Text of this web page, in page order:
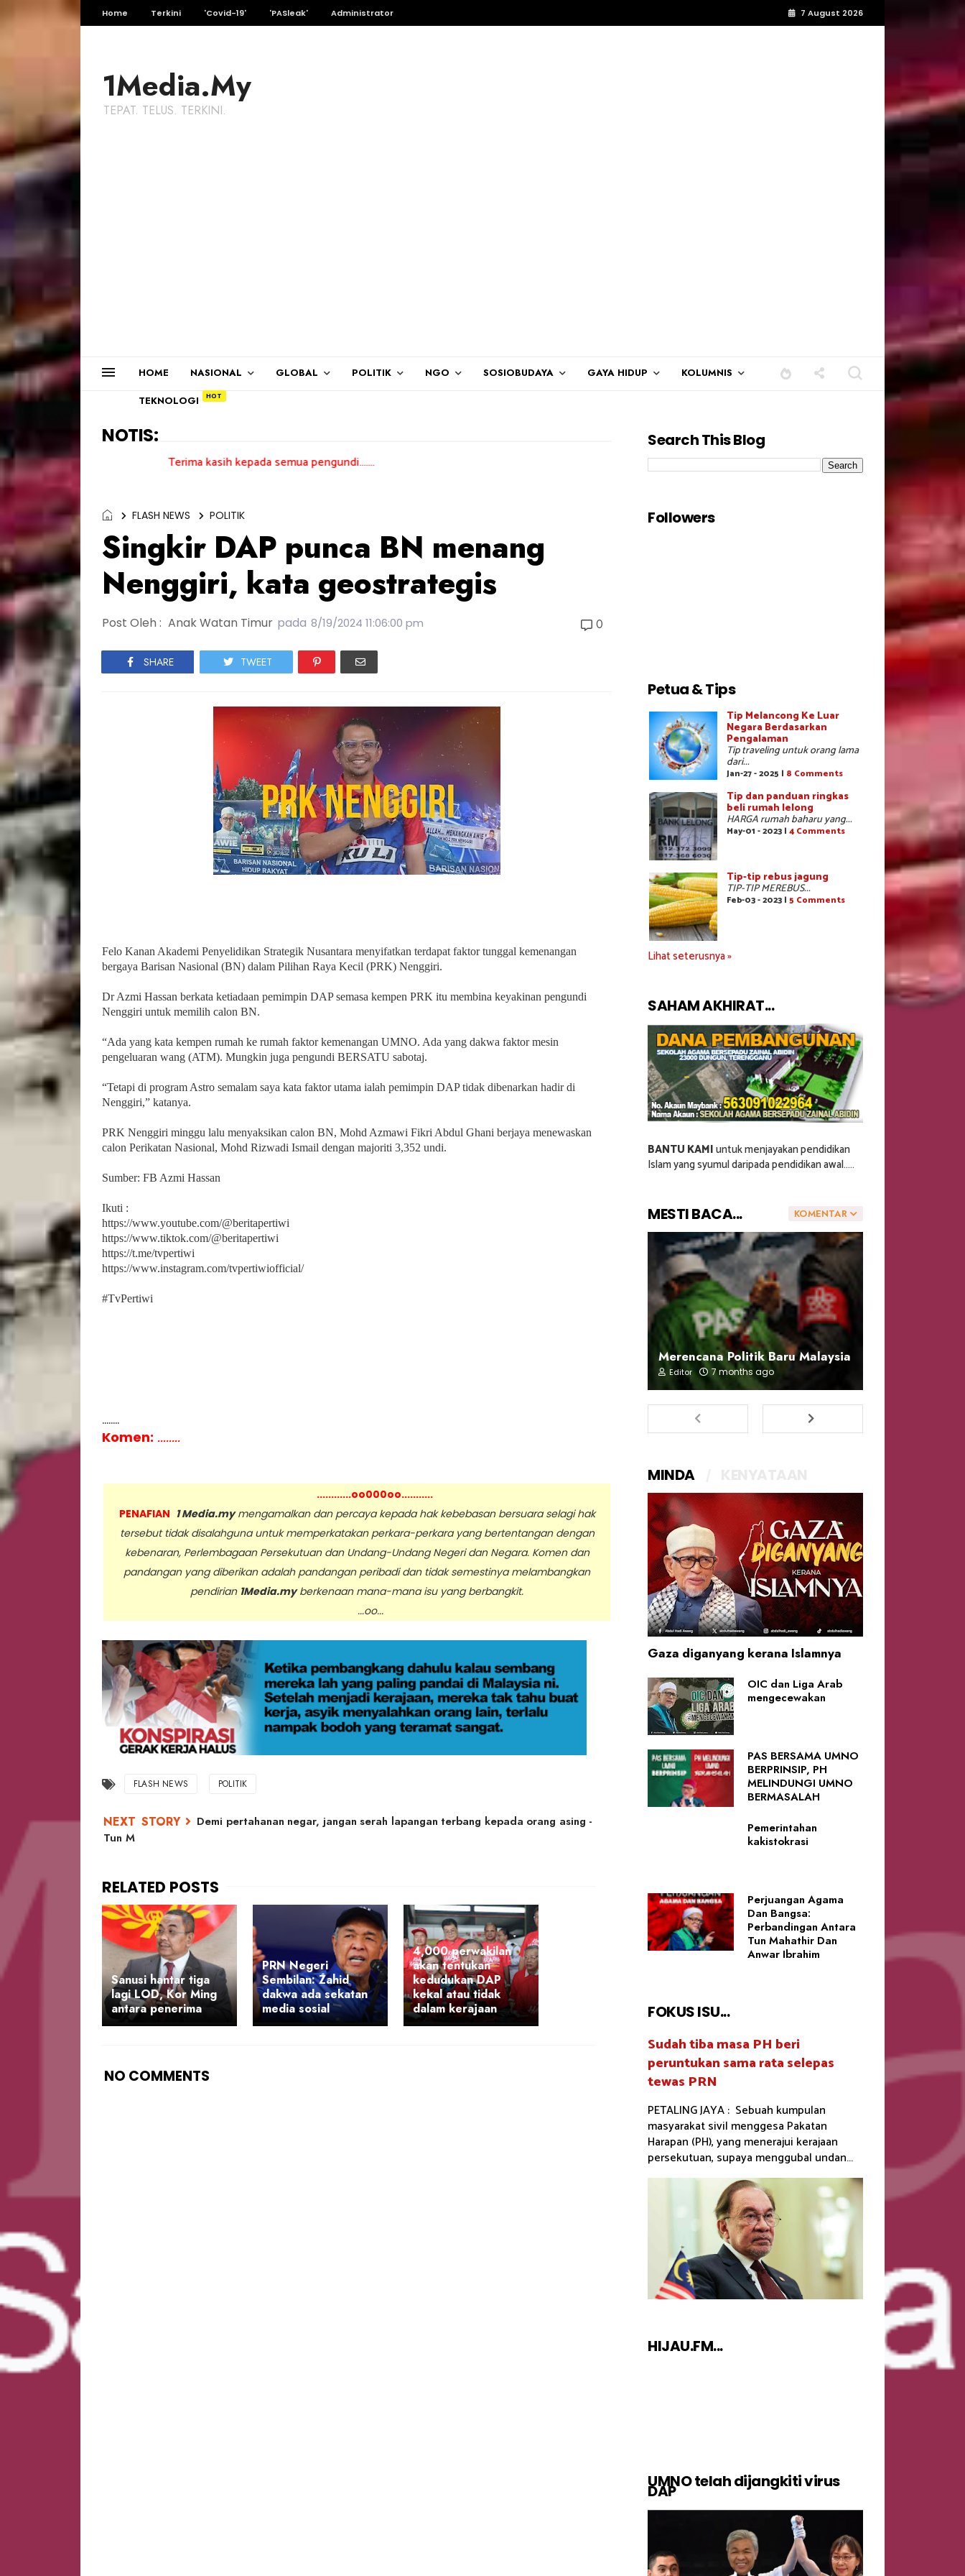
Home Terkini 'Covid-19' 'PASleak' Administrator 7 August 2026
1Media.My
TEPAT. TELUS. TERKINI.
HOME NASIONAL GLOBAL POLITIK NGO SOSIOBUDAYA GAYA HIDUP KOLUMNIS
TEKNOLOGI
NOTIS:
Terima kasih kepada semua pengundi.......
FLASH NEWS POLITIK
Singkir DAP punca BN menang
Nenggiri, kata geostrategis
Post Oleh : Anak Watan Timur pada 8/19/2024 11:06:00 pm 0
SHARE TWEET
Felo Kanan Akademi Penyelidikan Strategik Nusantara menyifatkan terdapat faktor tunggal kemenangan
bergaya Barisan Nasional (BN) dalam Pilihan Raya Kecil (PRK) Nenggiri.
Dr Azmi Hassan berkata ketiadaan pemimpin DAP semasa kempen PRK itu membina keyakinan pengundi
Nenggiri untuk memilih calon BN.
“Ada yang kata kempen rumah ke rumah faktor kemenangan UMNO. Ada yang dakwa faktor mesin
pengeluaran wang (ATM). Mungkin juga pengundi BERSATU sabotaj.
“Tetapi di program Astro semalam saya kata faktor utama ialah pemimpin DAP tidak dibenarkan hadir di
Nenggiri,” katanya.
PRK Nenggiri minggu lalu menyaksikan calon BN, Mohd Azmawi Fikri Abdul Ghani berjaya menewaskan
calon Perikatan Nasional, Mohd Rizwadi Ismail dengan majoriti 3,352 undi.
Sumber: FB Azmi Hassan
Ikuti :
https://www.youtube.com/@beritapertiwi
https://www.tiktok.com/@beritapertiwi
https://t.me/tvpertiwi
https://www.instagram.com/tvpertiwiofficial/
#TvPertiwi
........
Komen: ........
............oo000oo...........
PENAFIAN 1 Media.mymengamalkan dan percaya kepada hak kebebasan bersuara selagi hak
tersebut tidak disalahguna untuk memperkatakan perkara-perkara yang bertentangan dengan
kebenaran, Perlembagaan Persekutuan dan Undang-Undang Negeri dan Negara. Komen dan
pandangan yang diberikan adalah pandangan peribadi dan tidak semestinya melambangkan
pendirian 1Media.myberkenaan mana-mana isu yang berbangkit.
...oo...
FLASH NEWS POLITIK
Demi pertahanan negar, jangan serah lapangan terbang kepada orang asing -
Tun M
Sanusi hantar tiga
lagi LOD, Kor Ming
antara penerima
PRN Negeri
Sembilan: Zahid
dakwa ada sekatan
media sosial
4,000 perwakilan
akan tentukan
kedudukan DAP
kekal atau tidak
dalam kerajaan
NO COMMENTS
Search This Blog
Followers
Petua & Tips
Tip Melancong Ke Luar
Negara Berdasarkan
Pengalaman
Tip traveling untuk orang lama
dari...
Jan-27 - 2025 | 8 Comments
Tip dan panduan ringkas
beli rumah lelong
HARGA rumah baharu yang...
May-01 - 2023 | 4 Comments
Tip-tip rebus jagung
TIP-TIP MEREBUS...
Feb-03 - 2023 | 5 Comments
Lihat seterusnya »
SAHAM AKHIRAT...
BANTU KAMIuntuk menjayakan pendidikan
Islam yang syumul daripada pendidikan awal.....
KOMENTAR
MESTI BACA...
Merencana Politik Baru Malaysia
Editor 7 months ago
MINDA
Gaza diganyang kerana Islamnya
OIC dan Liga Arab
mengecewakan
PAS BERSAMA UMNO
BERPRINSIP, PH
MELINDUNGI UMNO
BERMASALAH
Pemerintahan
kakistokrasi
Perjuangan Agama
Dan Bangsa:
Perbandingan Antara
Tun Mahathir Dan
Anwar Ibrahim
FOKUS ISU...
Sudah tiba masa PH beri
peruntukan sama rata selepas
tewas PRN
PETALING JAYA : Sebuah kumpulan
masyarakat sivil menggesa Pakatan
Harapan (PH), yang menerajui kerajaan
persekutuan, supaya menggubal undan...
HIJAU.FM...
UMNO telah dijangkiti virus
DAP